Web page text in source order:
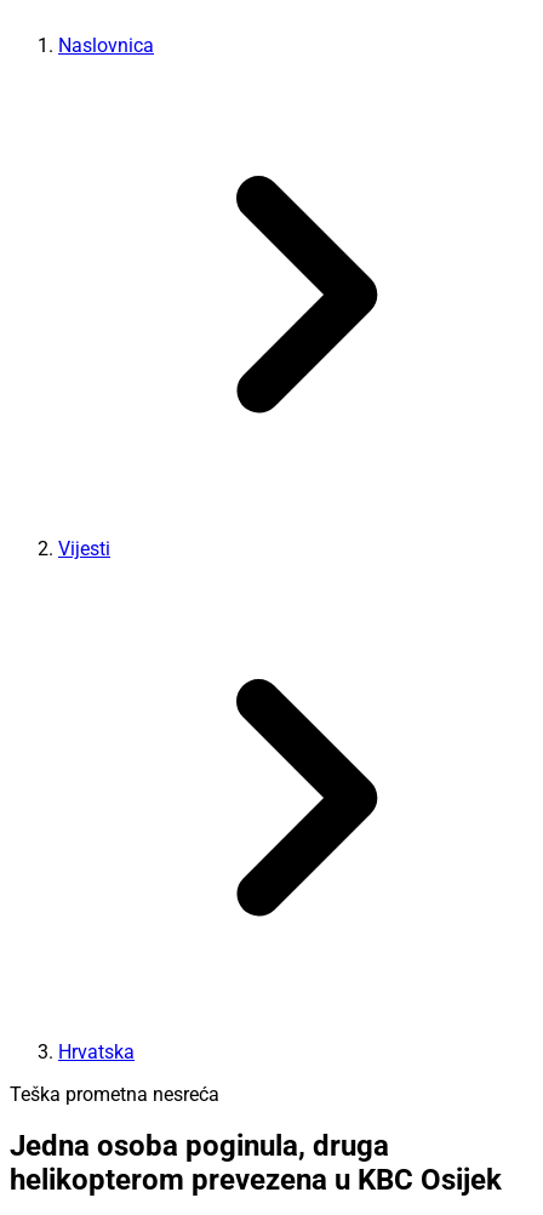
Naslovnica
Vijesti
Hrvatska
Teška prometna nesreća
Jedna osoba poginula, druga
helikopterom prevezena u KBC Osijek